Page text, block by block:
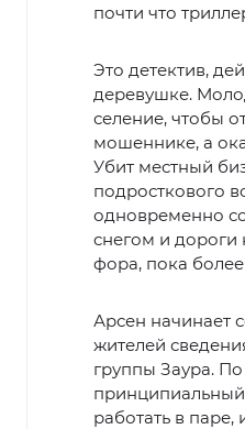
почти что
Это детектив,
деревушке.
селение, чтобы
мошеннике, а
Убит местный
подросткового
одновременно
снегом и дороги
фора, пока
Арсен начинает
жителей
группы Заура.
работать в паре,